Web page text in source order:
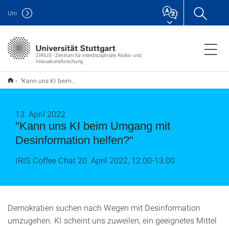
ZIRIUS - Zentrum für interdisziplinäre Risiko- und
Innovationsforschung
Uni
"Kann uns KI beim Umgang mit Desinformation helfen?"
"Kann uns KI beim Umgang mit
Desinformation helfen?"
13. April 2022
IRIS Coffee Chat 20. April 2022, 12.00-13.00
Demokratien suchen nach Wegen mit Desinformation
umzugehen. KI scheint uns zuweilen, ein geeignetes Mittel